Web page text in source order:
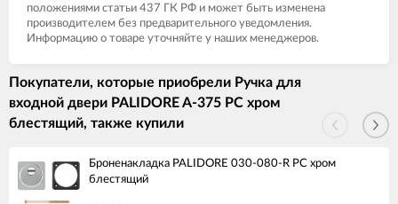
положениями статьи 437 ГК РФ и может быть изменена
производителем без предварительного уведомления.
Информацию о товаре уточняйте у наших менеджеров.
Покупатели, которые приобрели Ручка для
входной двери PALIDORE A-375 PC хром
блестящий, также купили
Броненакладка PALIDORE 030-080-R PC хром
блестящий